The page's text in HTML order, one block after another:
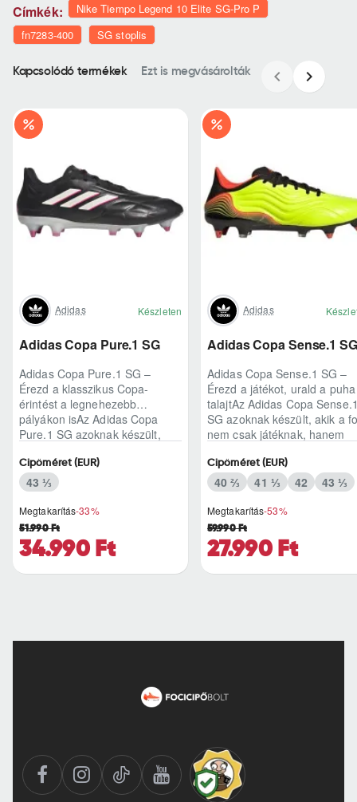
Címkék:
Nike Tiempo Legend 10 Elite SG-Pro P
fn7283-400
SG stoplis
Kapcsolódó termékek Ezt is megvásárolták
Adidas Készleten
Adidas Copa Pure.1 SG
Adidas Copa Pure.1 SG –
Érezd a klasszikus Copa-
érintést a legnehezebb
pályákon isAz Adidas Copa
Pure.1 SG azoknak készült,
Megtakarítás-33%
34.990 Ft
51.990 Ft
Cipőméret (EUR)
43 ⅓
Adidas
Adidas Copa Sense.1 SG
Adidas Copa Sense.1 SG –
Érezd a játékot, urald a puha
talajtAz Adidas Copa
SG azoknak készült, akik a
nem csak játéknak, hanem
Megtakarítás-53%
27.990 Ft
59.990 Ft
Cipőméret (EUR)
40 ⅔ 41 ⅓ 42 43 ⅓